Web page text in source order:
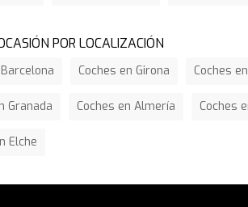
POR LOCALIZACIÓN
Coches en Girona Coches
Granada Coches en Almería Coches
Elche